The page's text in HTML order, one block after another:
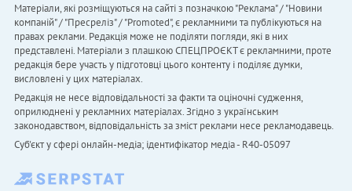
Матеріали, які розміщуються на сайті з позначкою "Реклама" / "Новини
компаній" / "Пресреліз" / "Promoted", є рекламними та публікуються на
правах реклами. Редакція може не поділяти погляди, які в них
представлені. Матеріали з плашкою СПЕЦПРОЄКТ є рекламними, проте
редакція бере участь у підготовці цього контенту і поділяє думки,
висловлені у цих матеріалах.
Редакція не несе відповідальності за факти та оціночні судження,
оприлюднені у рекламних матеріалах. Згідно з українським
законодавством, відповідальність за зміст реклами несе рекламодавець.
Cуб'єкт у сфері онлайн-медіа; ідентифікатор медіа - R40-05097